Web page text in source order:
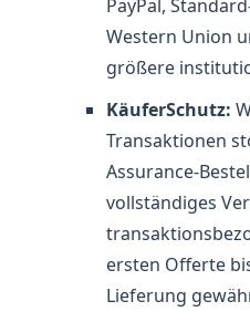
PayPal,
Western Union
größere
KäuferSchutz:
Transaktionen
Assurance-
vollständiges
ersten Offerte
Lieferung